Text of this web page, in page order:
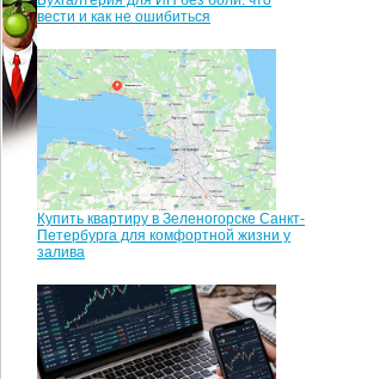
вести и как не ошибиться
Купить квартиру в Зеленогорске Санкт-
Петербурга для комфортной жизни у
залива